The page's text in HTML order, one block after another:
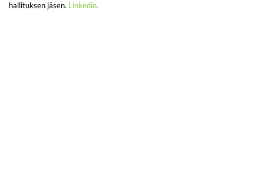
hallituksen jäsen. Linkedin.